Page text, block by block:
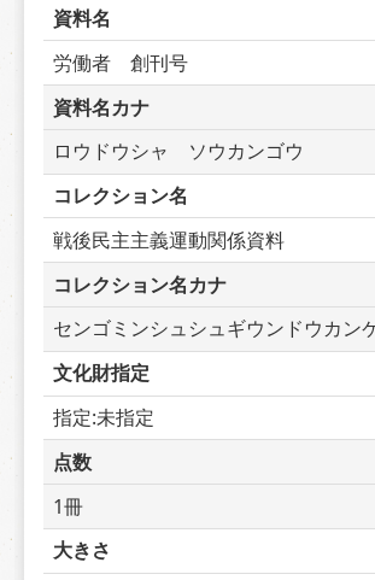
資料名
労働者　創刊号
資料名カナ
ロウドウシャ　ソウカンゴウ
コレクション名
戦後民主主義運動関係資料
コレクション名カナ
センゴミンシュシュギウンドウカン
文化財指定
指定:未指定
点数
1冊
大きさ